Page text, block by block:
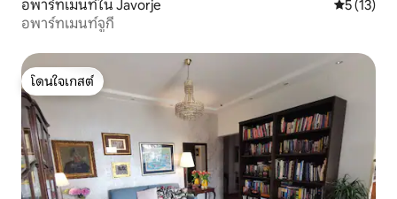
อพาร์ทเมนท์ใน Javorje คะแนนเฉลี่
5 (13)
อพาร์ทเมนท์จูกี
โดนใจเกสต์
โดนใจเกสต์